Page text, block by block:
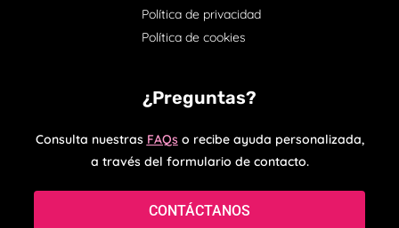
Política de privacidad
Política de cookies
¿Preguntas?
Consulta nuestras FAQs o recibe ayuda personalizada,
a través del formulario de contacto.
CONTÁCTANOS